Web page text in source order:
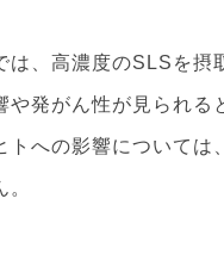
は、高濃度のSLSを摂
や発がん性が見られる
トへの影響については